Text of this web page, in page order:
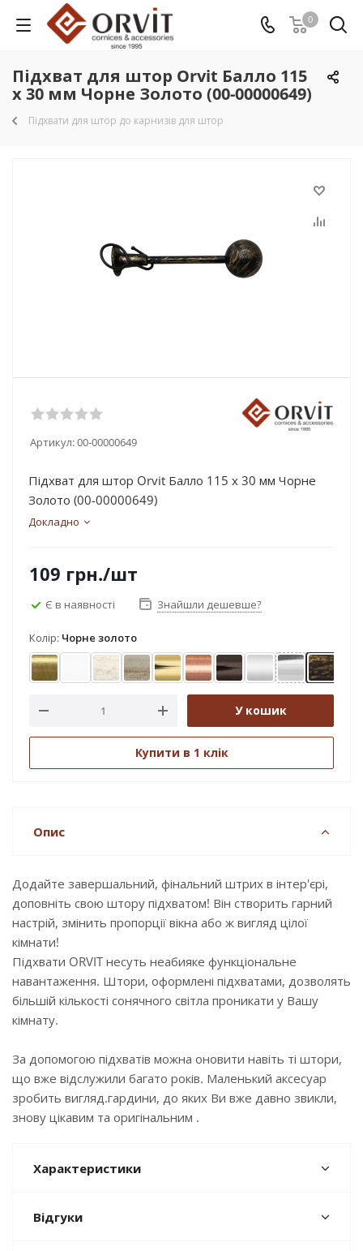
0
Підхват для штор Orvit Балло 115
х 30 мм Чорне Золото (00-00000649)
Підхвати для штор до карнизів для штор
Артикул:00-00000649
Підхват для штор Orvit Балло 115 х 30 мм Чорне
Золото (00-00000649)
Докладно
109 грн./шт
Є в наявності Знайшли дешевше?
Колір: Чорне золото
Антик АрктісБіле золото
Біле золото (матове)
ЗолотоМідьОніксСатин ХромЧорне
У кошик
Купити в 1 клік
Опис
Додайте завершальний, фінальний штрих в інтер'єрі,
доповніть свою штору підхватом! Він створить гарний
настрій, змінить пропорції вікна або ж вигляд цілої
кімнати!
Підхвати ORVIT несуть неабияке функціональне
навантаження. Штори, оформлені підхватами, дозволять
більшій кількості сонячного світла проникати у Вашу
кімнату.
За допомогою підхватів можна оновити навіть ті штори,
що вже відслужили багато років. Маленький аксесуар
зробить вигляд.гардини, до яких Ви вже давно звикли,
знову цікавим та оригінальним .
Характеристики
Відгуки